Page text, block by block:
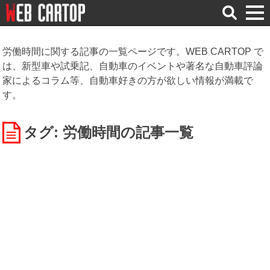
検
索
労働時間に関する記事の一覧ページです。WEB CARTOP で
は、新型車や試乗記、自動車のイベントや著名な自動車評論
家によるコラム等、自動車好きの方が欲しい情報が満載で
す。
タグ: 労働時間の記事一覧